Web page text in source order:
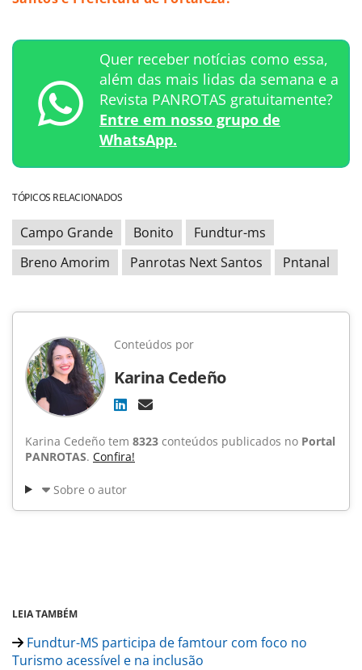
Quer receber notícias como essa,
além das mais lidas da semana e a
Revista PANROTAS gratuitamente?
Entre em nosso grupo de
WhatsApp.
TÓPICOS RELACIONADOS
Campo Grande Bonito
Fundtur-ms
Breno Amorim
Panrotas Next Santos Pntanal
Conteúdos por
Karina Cedeño
Karina Cedeño tem 8323 conteúdos publicados no Portal
PANROTAS. Confira!
Sobre o autor
LEIA TAMBÉM
Fundtur-MS participa de famtour com foco no
Turismo acessível e na inclusão